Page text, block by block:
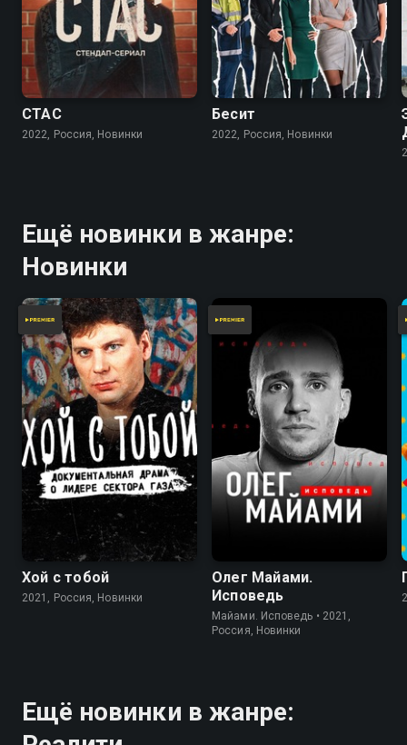
СТАС
2022, Россия, Новинки
Бесит
2022, Россия, Новинки
Ещё новинки в жанре:
Новинки
Хой с тобой
2021, Россия, Новинки
Олег Майами.
Исповедь
Майами. Исповедь • 2021,
Россия, Новинки
Ещё новинки в жанре: